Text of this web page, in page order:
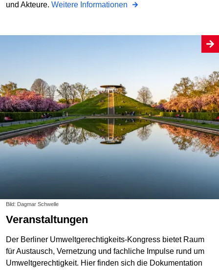
und Akteure. Weitere Informationen
Bild: Dagmar Schwelle
Veranstaltungen
Der Berliner Umweltgerechtigkeits-Kongress bietet Raum
für Austausch, Vernetzung und fachliche Impulse rund um
Umweltgerechtigkeit. Hier finden sich die Dokumentation